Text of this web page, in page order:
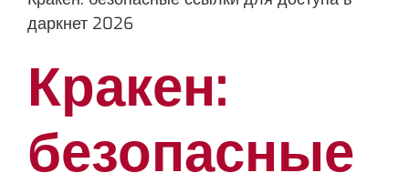
даркнет 2026
Кракен:
безопасные